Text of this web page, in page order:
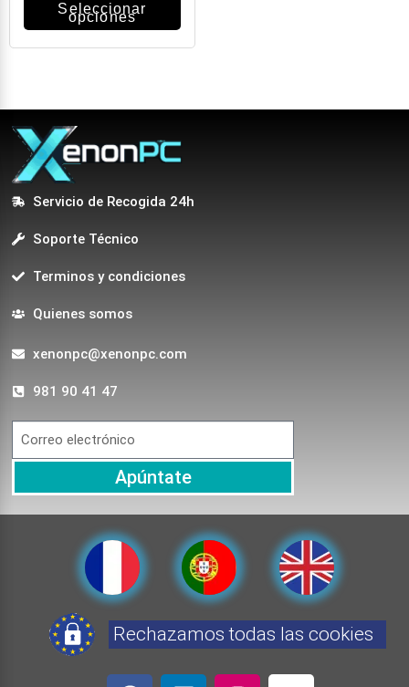
Seleccionar
opciones
Servicio de Recogida 24h
Soporte Técnico
Terminos y condiciones
Quienes somos
xenonpc@xenonpc.com
981 90 41 47
Apúntate
Rechazamos todas las cookies